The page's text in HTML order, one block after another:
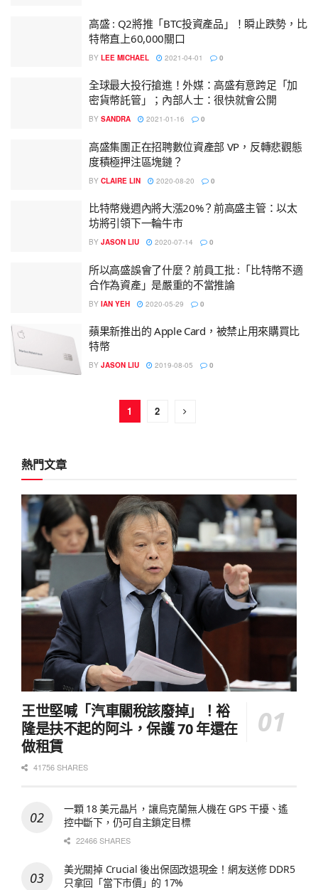
高盛 : Q2將推「BTC投資產品」！瞬止跌勢，比
特幣直上60,000關口
BY LEE MICHAEL 2021-04-01 0
全球最大投行搶進！外媒：高盛有意跨足「加
密貨幣託管」；內部人士：很快就會公開
BY SANDRA 2021-01-16 0
高盛集團正在招聘數位資產部 VP，反轉悲觀態
度積極押注區塊鏈？
BY CLAIRE LIN 2020-08-20 0
比特幣幾週內將大漲20%？前高盛主管：以太
坊將引領下一輪牛市
BY JASON LIU 2020-07-14 0
所以高盛誤會了什麼？前員工批 :「比特幣不適
合作為資產」是嚴重的不當推論
BY IAN YEH 2020-05-29 0
蘋果新推出的 Apple Card，被禁止用來購買比
特幣
BY JASON LIU 2019-08-05 0
1 2
熱門文章
王世堅喊「汽車關稅該廢掉」！裕
隆是扶不起的阿斗，保護 70 年還在
做租賃
41756 SHARES
一顆 18 美元晶片，讓烏克蘭無人機在 GPS 干擾、遙
控中斷下，仍可自主鎖定目標
22466 SHARES
美光關掉 Crucial 後出保固改退現金！網友送修 DDR5
只拿回「當下市價」的 17%